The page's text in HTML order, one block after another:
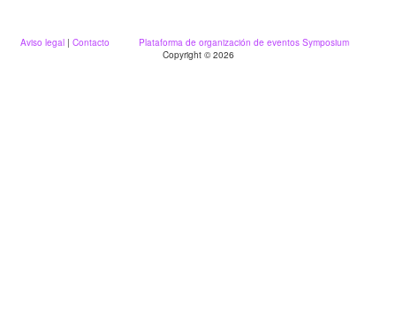
Aviso legal | Contacto
Plataforma de organización de eventos Symposium
Copyright © 2026